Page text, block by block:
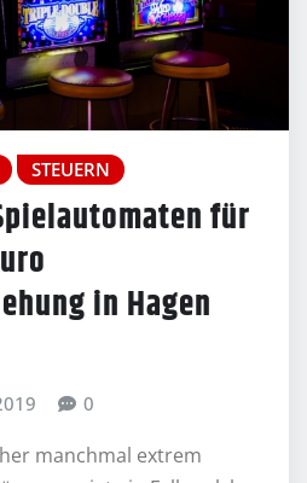
STEUERN
für
in Hagen
0
manchmal extrem